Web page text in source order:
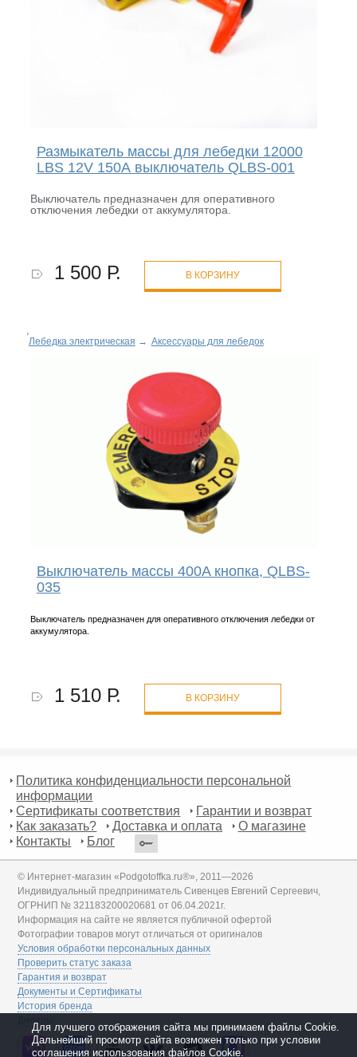
Размыкатель массы для лебедки 12000
LBS 12V 150А выключатель QLBS-001
Выключатель предназначен для оперативного
отключения лебедки от аккумулятора.
1 500 Р. В КОРЗИНУ
Лебедка электрическая → Аксессуары для лебедок
Выключатель массы 400A кнопка, QLBS-
035
Выключатель предназначен для оперативного отключения лебедки от
аккумулятора.
1 510 Р. В КОРЗИНУ
Политика конфиденциальности персональной
информации
Сертификаты соответствия
Гарантии и возврат
Как заказать?
Доставка и оплата
О магазине
Контакты
Блог
© Интернет-магазин «Podgotoffka.ru®», 2011—2026
Индивидуальный предприниматель Сивенцев Евгений Сергеевич,
ОГРНИП № 321183200020681 от 06.04.2021г.
Информация на сайте не является публичной офертой
Фотографии товаров могут отличаться от оригиналов
Условия обработки персональных данных
Проверить статус заказа
Гарантия и возврат
Документы и Сертификаты
История бренда
Дилеры
Для лучшего отображения сайта мы принимаем файлы Cookie.
Дальнейший просмотр сайта возможен только при условии
соглашения использования файлов Cookie.